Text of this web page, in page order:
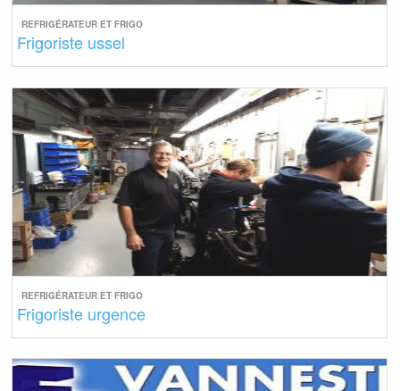
REFRIGÉRATEUR ET FRIGO
Frigoriste ussel
REFRIGÉRATEUR ET FRIGO
Frigoriste urgence